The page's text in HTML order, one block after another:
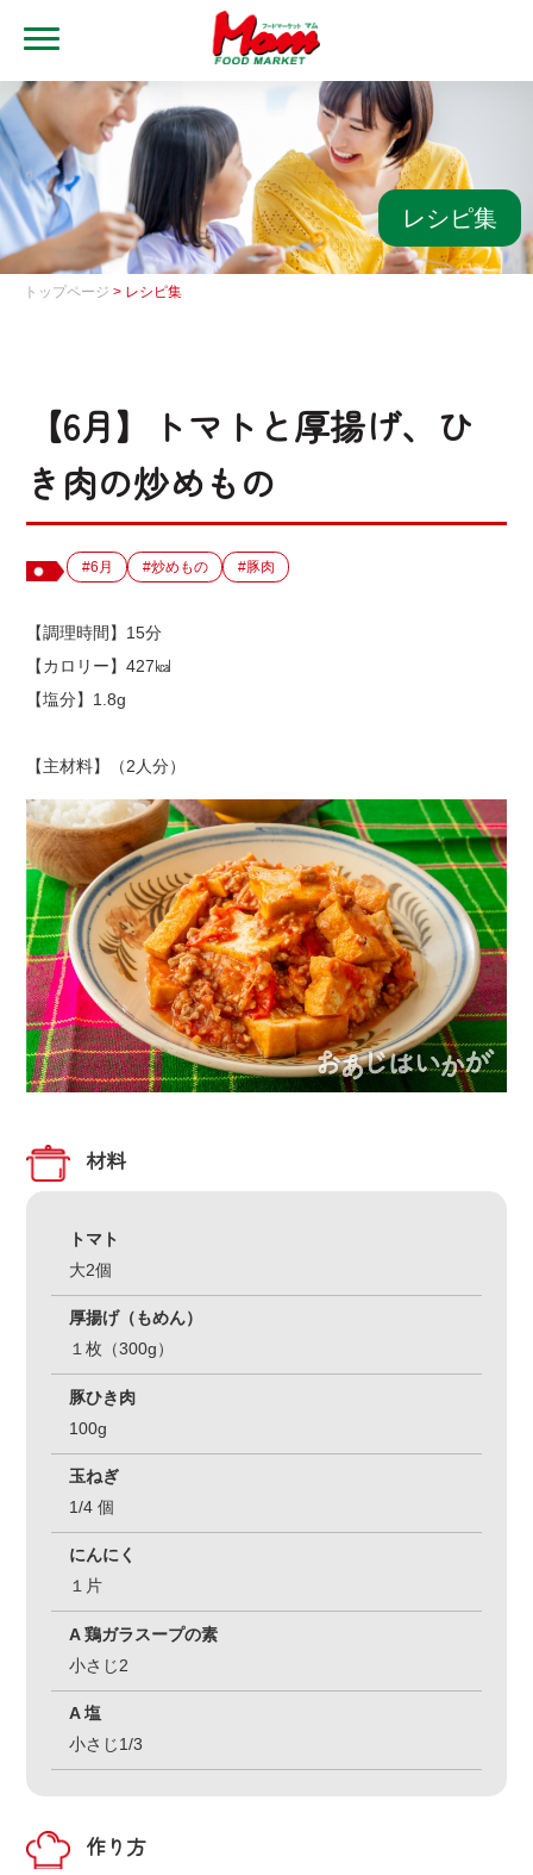
トップ
ブランド・店舗
マムアプリ
マムEdy
グループ一覧
採用情報
レシピ集
出店用地募集
レシピ集
トップページ > レシピ集
【6月】トマトと厚揚げ、ひ
き肉の炒めもの
#6月 #炒めもの #豚肉
【調理時間】15分
【カロリー】427㎉
【塩分】1.8g
【主材料】（2人分）
材料
トマト
大2個
厚揚げ（もめん）
１枚（300g）
豚ひき肉
100g
玉ねぎ
1/4 個
にんにく
１片
A 鶏ガラスープの素
小さじ2
A 塩
小さじ1/3
作り方